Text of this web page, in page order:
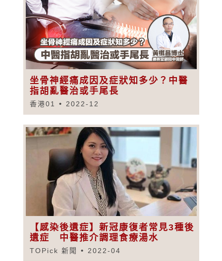
坐骨神經痛成因及症狀知多少？中醫
指胡亂醫治或手尾長
香港01 2022-12
【感染後遺症】新冠康復者常見3種後
遺症 中醫推介調理食療湯水
TOPick 新聞 2022-04